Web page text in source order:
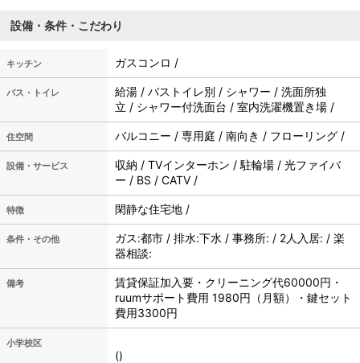
設備・条件・こだわり
キッチン ガスコンロ /
バス・トイレ
給湯 / バストイレ別 / シャワー / 洗面所独
立 / シャワー付洗面台 / 室内洗濯機置き場 /
住空間 バルコニー / 専用庭 / 南向き / フローリング /
設備・サービス
収納 / TVインターホン / 駐輪場 / 光ファイバ
ー / BS / CATV /
特徴 閑静な住宅地 /
条件・その他
ガス:都市 / 排水:下水 / 事務所: / 2人入居: / 楽
器相談:
備考
賃貸保証加入要・クリーニング代60000円・
ruumサポート費用 1980円（月額）・鍵セット
費用3300円
小学校区
()